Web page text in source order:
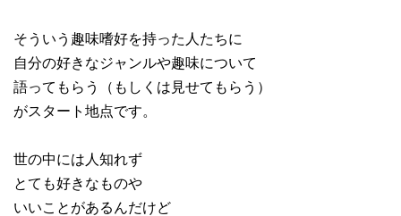
そういう趣味嗜好を持った人たちに
自分の好きなジャンルや趣味について
語ってもらう（もしくは見せてもらう）
がスタート地点です。
世の中には人知れず
とても好きなものや
いいことがあるんだけど